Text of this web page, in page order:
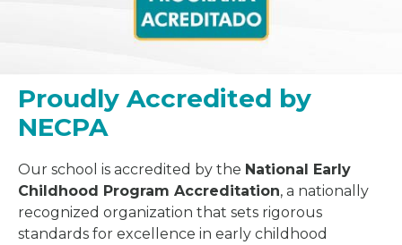
Proudly Accredited by
NECPA
Our school is accredited by the National Early
Childhood Program Accreditation, a nationally
recognized organization that sets rigorous
standards for excellence in early childhood